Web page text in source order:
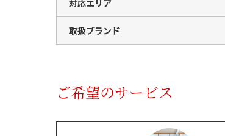
対応エリア
取扱ブランド
ご希望のサービス